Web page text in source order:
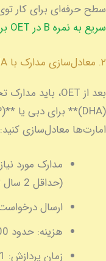
سطح حرفه‌ای برای کار
سریع به نمره B در OET برسیم
۲. معادل‌سازی مدارک با DHA یا MOHAP
امارت‌ها معادل‌سازی کنید:
مدارک مورد
(حداقل 2 سال توصیه می‌شه)، OET.
ارسال
هزینه: حدود 1,000-2,000 درهم امارات.
زمان پردازش: